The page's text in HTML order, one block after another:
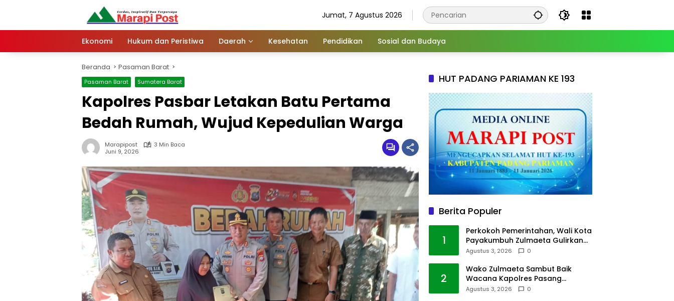
Jumat, 7 Agustus 2026
Ekonomi Hukum dan Peristiwa Daerah Kesehatan Pendidikan Sosial dan Budaya
Beranda Pasaman Barat
Pasaman Barat Sumatera Barat
Kapolres Pasbar Letakan Batu Pertama
Bedah Rumah, Wujud Kepedulian Warga
Marapipost
3 Min Baca
Juni 9, 2026
HUT PADANG PARIAMAN KE 193
Berita Populer
1
Perkokoh Pemerintahan, Wali Kota
Payakumbuh Zulmaeta Gulirkan
Jabatan
Agustus 3, 2026 0
2
Wako Zulmaeta Sambut Baik
Wacana Kapolres Pasang
Kamera Pantau Lalin
Agustus 3, 2026 0